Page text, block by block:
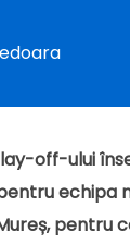
sezonului
off-ului
echipa
pentru